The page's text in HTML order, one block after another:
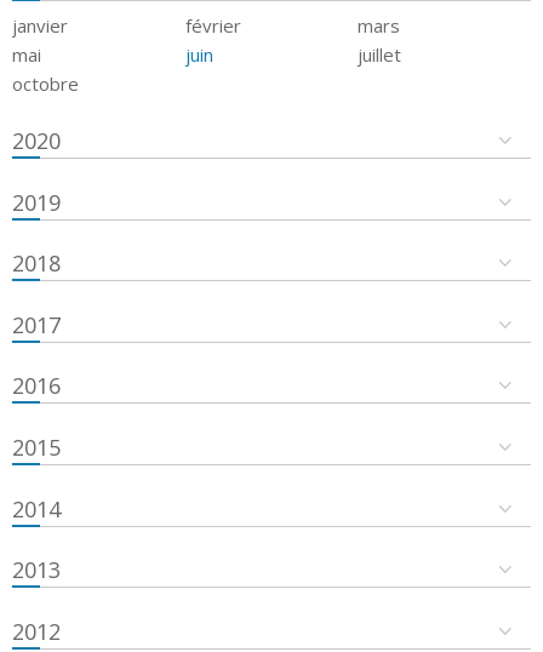
janvier février
mars
mai
juin
juillet
octobre
2020
2019
2018
2017
2016
2015
2014
2013
2012